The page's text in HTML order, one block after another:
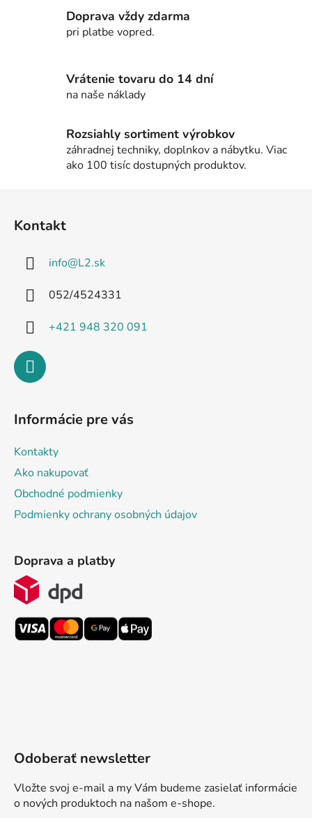
p
r
v
i
s
u
Doprava vždy zdarma
pri platbe vopred.
Vrátenie tovaru do 14 dní
na naše náklady
Rozsiahly sortiment výrobkov
záhradnej techniky, doplnkov a nábytku. Viac
ako 100 tisíc dostupných produktov.
Kontakt
info@L2.sk
052/4524331
+421 948 320 091
Informácie pre vás
Kontakty
Ako nakupovať
Obchodné podmienky
Podmienky ochrany osobných údajov
Doprava a platby
Odoberať newsletter
Vložte svoj e-mail a my Vám budeme zasielať informácie
o nových produktoch na našom e-shope.